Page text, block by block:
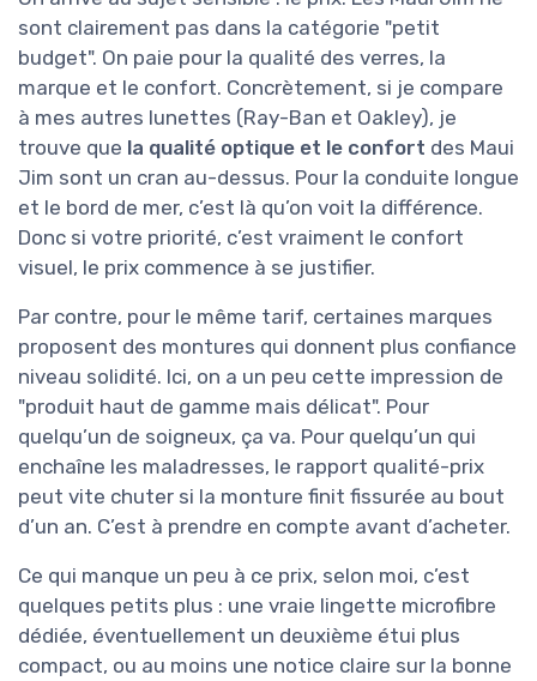
sont clairement pas dans la catégorie "petit
budget". On paie pour la qualité des verres, la
marque et le confort. Concrètement, si je compare
à mes autres lunettes (Ray-Ban et Oakley), je
trouve que la qualité optique et le confort des Maui
Jim sont un cran au-dessus. Pour la conduite longue
et le bord de mer, c’est là qu’on voit la différence.
Donc si votre priorité, c’est vraiment le confort
visuel, le prix commence à se justifier.
Par contre, pour le même tarif, certaines marques
proposent des montures qui donnent plus confiance
niveau solidité. Ici, on a un peu cette impression de
"produit haut de gamme mais délicat". Pour
quelqu’un de soigneux, ça va. Pour quelqu’un qui
enchaîne les maladresses, le rapport qualité-prix
peut vite chuter si la monture finit fissurée au bout
d’un an. C’est à prendre en compte avant d’acheter.
Ce qui manque un peu à ce prix, selon moi, c’est
quelques petits plus : une vraie lingette microfibre
dédiée, éventuellement un deuxième étui plus
compact, ou au moins une notice claire sur la bonne